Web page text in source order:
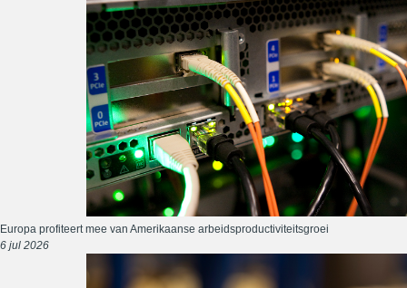
Europa profiteert mee van Amerikaanse arbeidsproductiviteitsgroei
6 jul 2026